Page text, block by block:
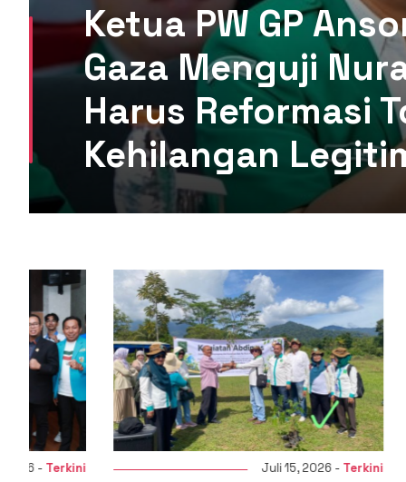
Ketua PW GP
Gaza Menguji
Harus Reformasi
Kehilangan
Juli 15, 2026 - Terkini